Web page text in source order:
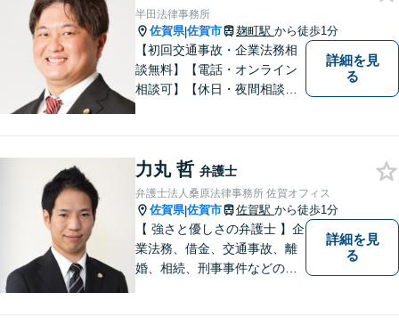
全力を尽くします。
半田法律事務所
佐賀県|佐賀市 麹町駅 から徒歩1分
【初回交通事故・企業法務相
談無料】【電話・オンライン
相談可】【休日・夜間相談
詳細を見
る
力丸 哲 弁護士
弁護士法人桑原法律事務所 佐賀オフィス
佐賀県|佐賀市 佐賀駅 から徒歩1分
【 強さと優しさの弁護士 】企
業法務、借金、交通事故、離
婚、相続、刑事事件などのご
詳細を見
る